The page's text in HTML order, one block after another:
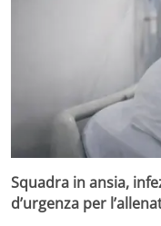
Squadra in ansia,
d’urgenza per